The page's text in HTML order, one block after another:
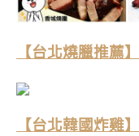
【台北燒臘推薦
【台北韓國炸雞